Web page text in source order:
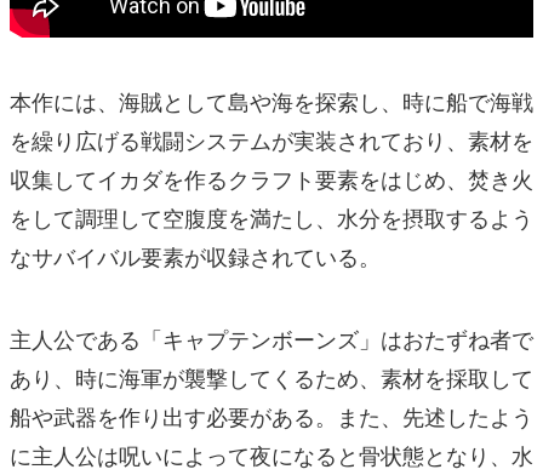
本作には、海賊として島や海を探索し、時に船で海戦
を繰り広げる戦闘システムが実装されており、素材を
収集してイカダを作るクラフト要素をはじめ、焚き火
をして調理して空腹度を満たし、水分を摂取するよう
なサバイバル要素が収録されている。
主人公である「キャプテンボーンズ」はおたずね者で
あり、時に海軍が襲撃してくるため、素材を採取して
船や武器を作り出す必要がある。また、先述したよう
に主人公は呪いによって夜になると骨状態となり、水